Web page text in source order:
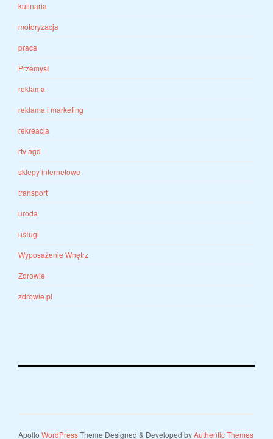
kulinaria
motoryzacja
praca
Przemysł
reklama
reklama i marketing
rekreacja
rtv agd
sklepy internetowe
transport
uroda
usługi
Wyposażenie Wnętrz
Zdrowie
zdrowie.pl
Apollo WordPressTheme Designed & Developed byAuthentic Themes